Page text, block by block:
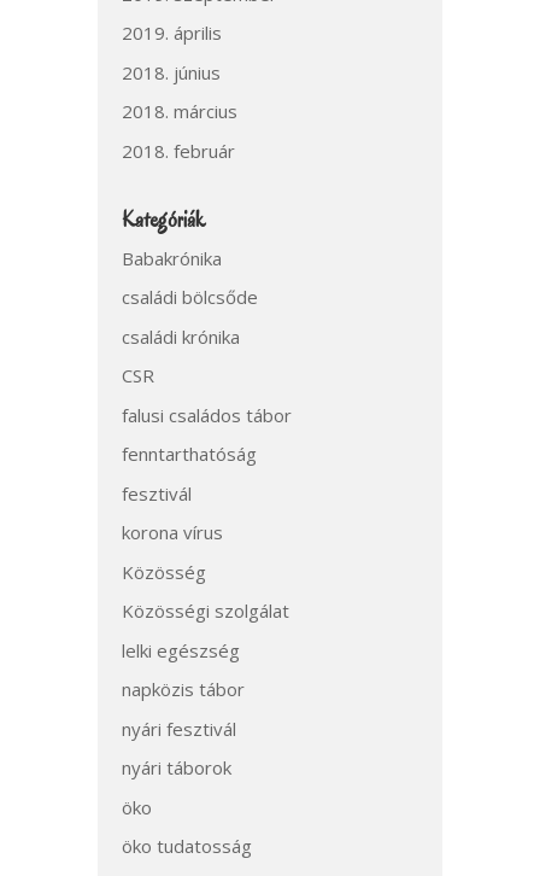
2019. április
2018. június
2018. március
2018. február
Kategóriák
Babakrónika
családi bölcsőde
családi krónika
CSR
falusi családos tábor
fenntarthatóság
fesztivál
korona vírus
Közösség
Közösségi szolgálat
lelki egészség
napközis tábor
nyári fesztivál
nyári táborok
öko
öko tudatosság